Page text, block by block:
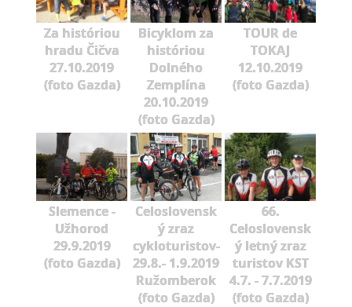
Za históriou
hradu Čičva
27.10.2019
(foto Gazda)
Bicyklom za
históriou
Dolného
Zemplína
20.10.2019
(foto Gazda)
TOUR de
TOKAJ
12.10.2019
(foto Gazda)
Slemence -
Užhorod
29.9.2019
(foto Gazda)
Celoslovensk
ý zraz
cykloturistov-
29.8.- 1.9.2019
Ružomberok
(foto Gazda)
66.
Celoslovensk
ý letný zraz
turistov KST
4.7. - 7.7.2019
(foto Gazda)